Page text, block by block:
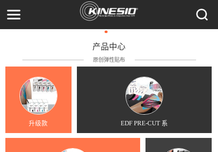
产品中心
原创弹性贴布
升级款 EDF PRE-CUT 系